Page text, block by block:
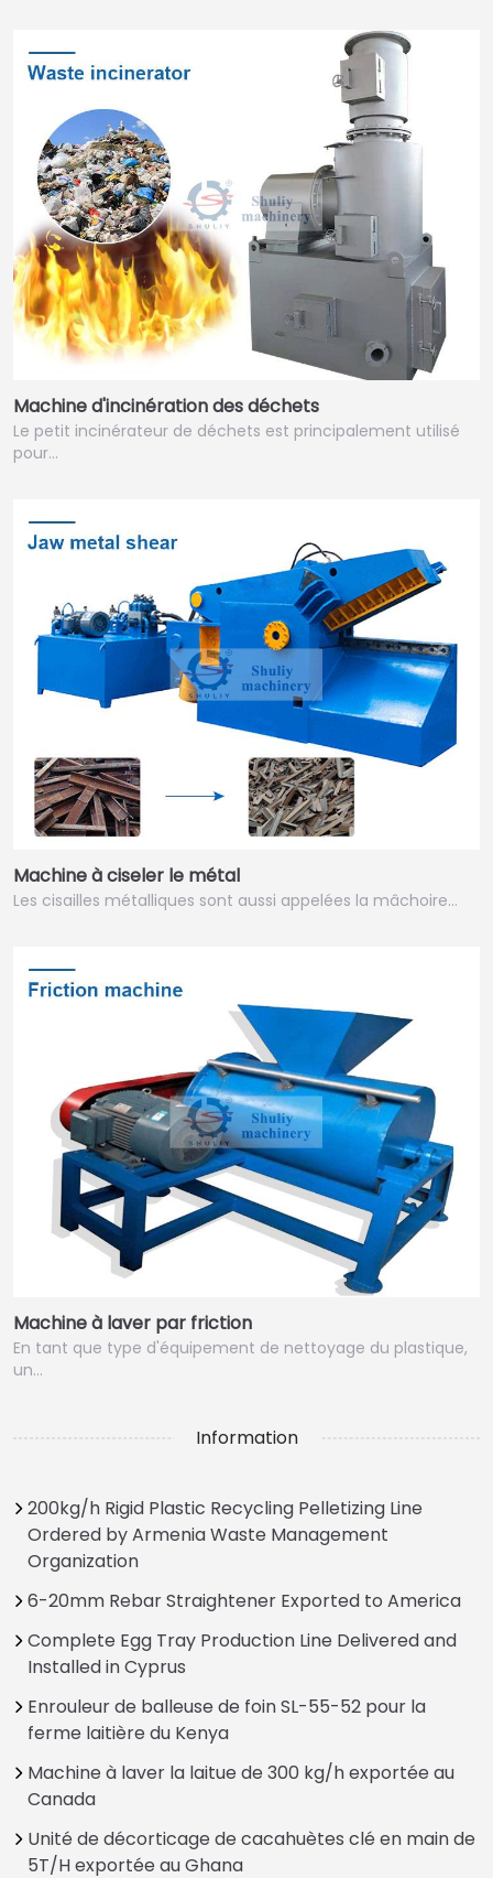
Machine d'incinération des déchets
Le petit incinérateur de déchets est principalement utilisé
pour…
Machine à ciseler le métal
Les cisailles métalliques sont aussi appelées la mâchoire…
Machine à laver par friction
En tant que type d'équipement de nettoyage du plastique,
un…
Information
200kg/h Rigid Plastic Recycling Pelletizing Line
Ordered by Armenia Waste Management
Organization
6-20mm Rebar Straightener Exported to America
Complete Egg Tray Production Line Delivered and
Installed in Cyprus
Enrouleur de balleuse de foin SL-55-52 pour la
ferme laitière du Kenya
Machine à laver la laitue de 300 kg/h exportée au
Canada
Unité de décorticage de cacahuètes clé en main de
5T/H exportée au Ghana